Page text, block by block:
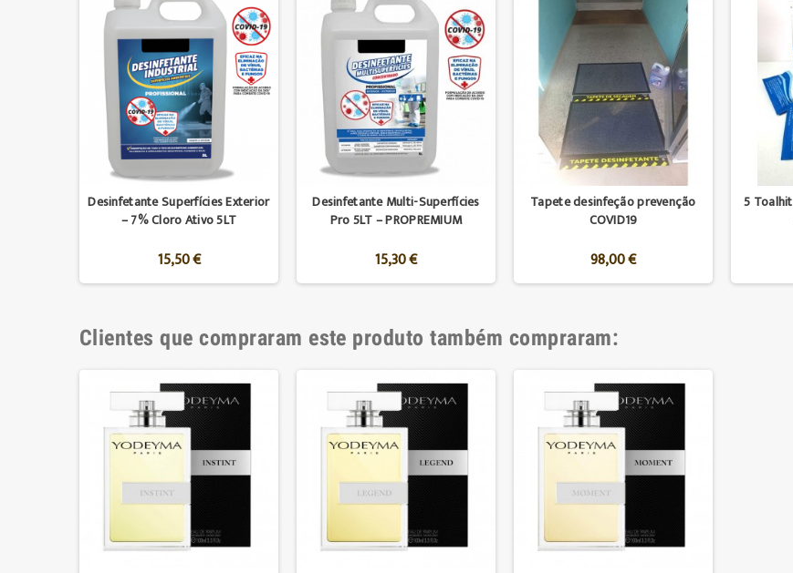
Desinfetante Superfícies Exterior
– 7% Cloro Ativo 5LT
15,50 €
Desinfetante Multi-Superfícies
Pro 5LT – PROPREMIUM
15,30 €
Tapete desinfeção prevenção
COVID19
98,00 €
5
Clientes que compraram este produto também compraram: